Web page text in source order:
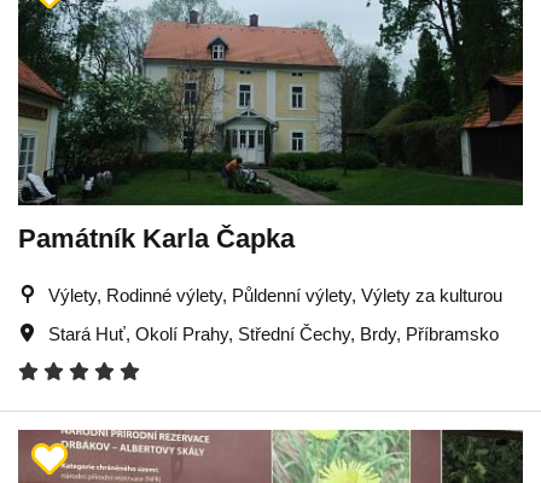
Památník Karla Čapka
Výlety, Rodinné výlety, Půldenní výlety, Výlety za kulturou
Stará Huť, Okolí Prahy, Střední Čechy, Brdy, Příbramsko